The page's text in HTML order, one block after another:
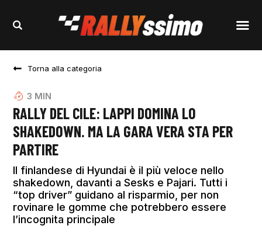
Torna alla categoria
3 MIN
RALLY DEL CILE: LAPPI DOMINA LO
SHAKEDOWN. MA LA GARA VERA STA PER
PARTIRE
Il finlandese di Hyundai è il più veloce nello
shakedown, davanti a Sesks e Pajari. Tutti i
“top driver” guidano al risparmio, per non
rovinare le gomme che potrebbero essere
l’incognita principale